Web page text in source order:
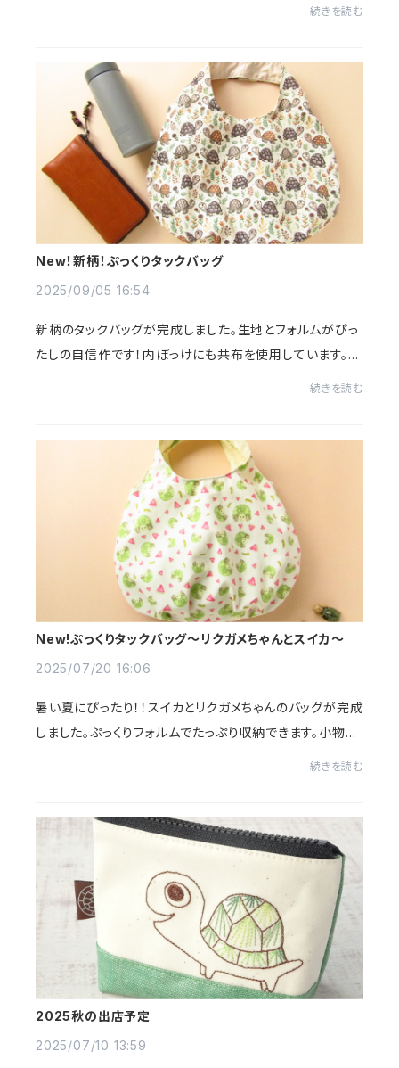
続きを読む
New！新柄！ぷっくりタックバッグ
2025/09/05 16:54
新柄のタックバッグが完成しました。生地とフォルムがぴっ
たしの自信作です！内ぽっけにも共布を使用しています。作
続きを読む
New!ぷっくりタックバッグ～リクガメちゃんとスイカ～
2025/07/20 16:06
暑い夏にぴったり！！スイカとリクガメちゃんのバッグが完成
しました。ぷっくりフォルムでたっぷり収納できます。小物を
続きを読む
2025秋の出店予定
2025/07/10 13:59